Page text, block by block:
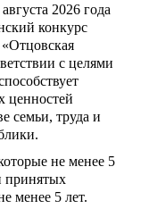
2026 года
конкурс
с целями
ценностей
семьи, труда и
не менее 5
принятых
менее 5 лет.